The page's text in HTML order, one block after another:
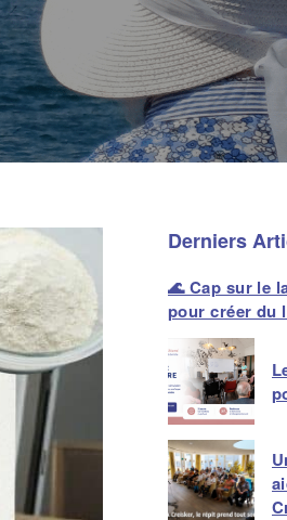
Derniers
🌊 Cap sur le
pour créer du